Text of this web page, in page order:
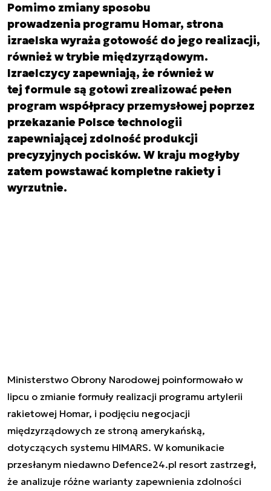
Pomimo zmiany sposobu
prowadzenia programu Homar, strona
izraelska wyraża gotowość do jego realizacji,
również w trybie międzyrządowym.
Izraelczycy zapewniają, że również w
tej formule są gotowi zrealizować pełen
program współpracy przemysłowej poprzez
przekazanie Polsce technologii
zapewniającej zdolność produkcji
precyzyjnych pocisków. W kraju mogłyby
zatem powstawać kompletne rakiety i
wyrzutnie.
Ministerstwo Obrony Narodowej poinformowało w
lipcu o zmianie formuły realizacji programu artylerii
rakietowej Homar, i podjęciu negocjacji
międzyrządowych ze stroną amerykańską,
dotyczących systemu HIMARS. W komunikacie
przesłanym niedawno Defence24.pl resort zastrzegł,
że analizuje różne warianty zapewnienia zdolności